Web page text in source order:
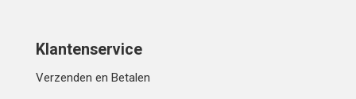
Klantenservice
Verzenden en Betalen